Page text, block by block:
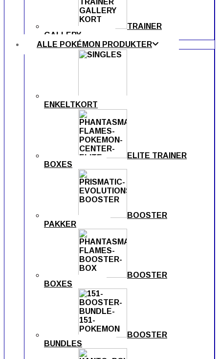
TRAINER
GALLERY
ALLE POKÉMON PRODUKTER
ENKELTKORT
ELITE TRAINER
BOXES
BOOSTER
PAKKER
BOOSTER
BOXES
BOOSTER
BUNDLES